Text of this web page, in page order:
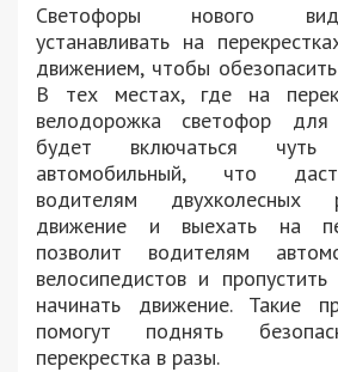
Светофоры нового
устанавливать на
движением, чтобы
В тех местах, где на
велодорожка светофор для
будет включаться
автомобильный, что
водителям двухколесных
движение и выехать на
позволит водителям
велосипедистов и
начинать движение. Такие
помогут поднять
перекрестка в разы.